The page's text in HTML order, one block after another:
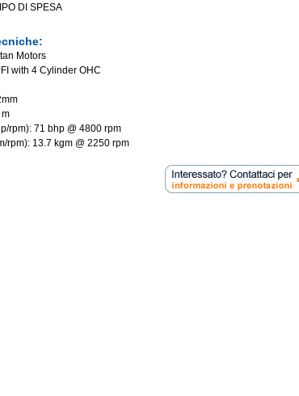
DI SPESA
Motors
with 4 Cylinder OHC
rpm): 71 bhp @ 4800 rpm
rpm): 13.7 kgm @ 2250 rpm